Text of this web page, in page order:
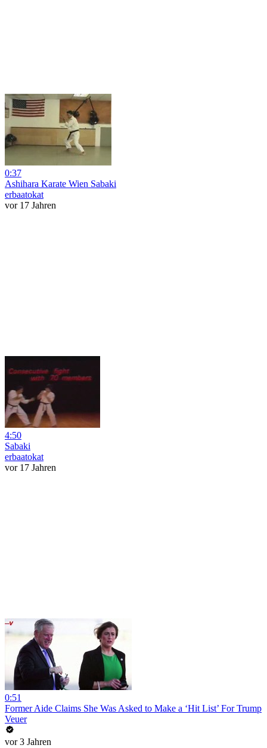
0:37
Ashihara Karate Wien Sabaki
erbaatokat
vor 17 Jahren
4:50
Sabaki
erbaatokat
vor 17 Jahren
0:51
Former Aide Claims She Was Asked to Make a ‘Hit List’ For Trump
Veuer
vor 3 Jahren